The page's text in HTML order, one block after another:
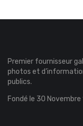
Premier fournisseur
photos et
publics.
Fondé le 30 Novembre